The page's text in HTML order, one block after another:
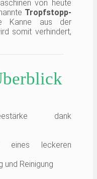
von heute
Tropfstopp-
Kanne aus der
somit verhindert,
dank
eines leckeren
und Reinigung